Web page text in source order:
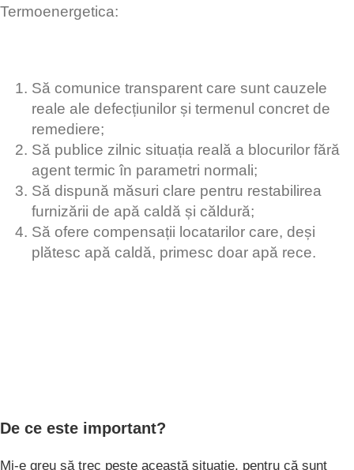
Termoenergetica:
Să comunice transparent care sunt cauzele
reale ale defecțiunilor și termenul concret de
remediere;
Să publice zilnic situația reală a blocurilor fără
agent termic în parametri normali;
Să dispună măsuri clare pentru restabilirea
furnizării de apă caldă și căldură;
Să ofere compensații locatarilor care, deși
plătesc apă caldă, primesc doar apă rece.
De ce este important?
Mi-e greu să trec peste această situație, pentru că sunt